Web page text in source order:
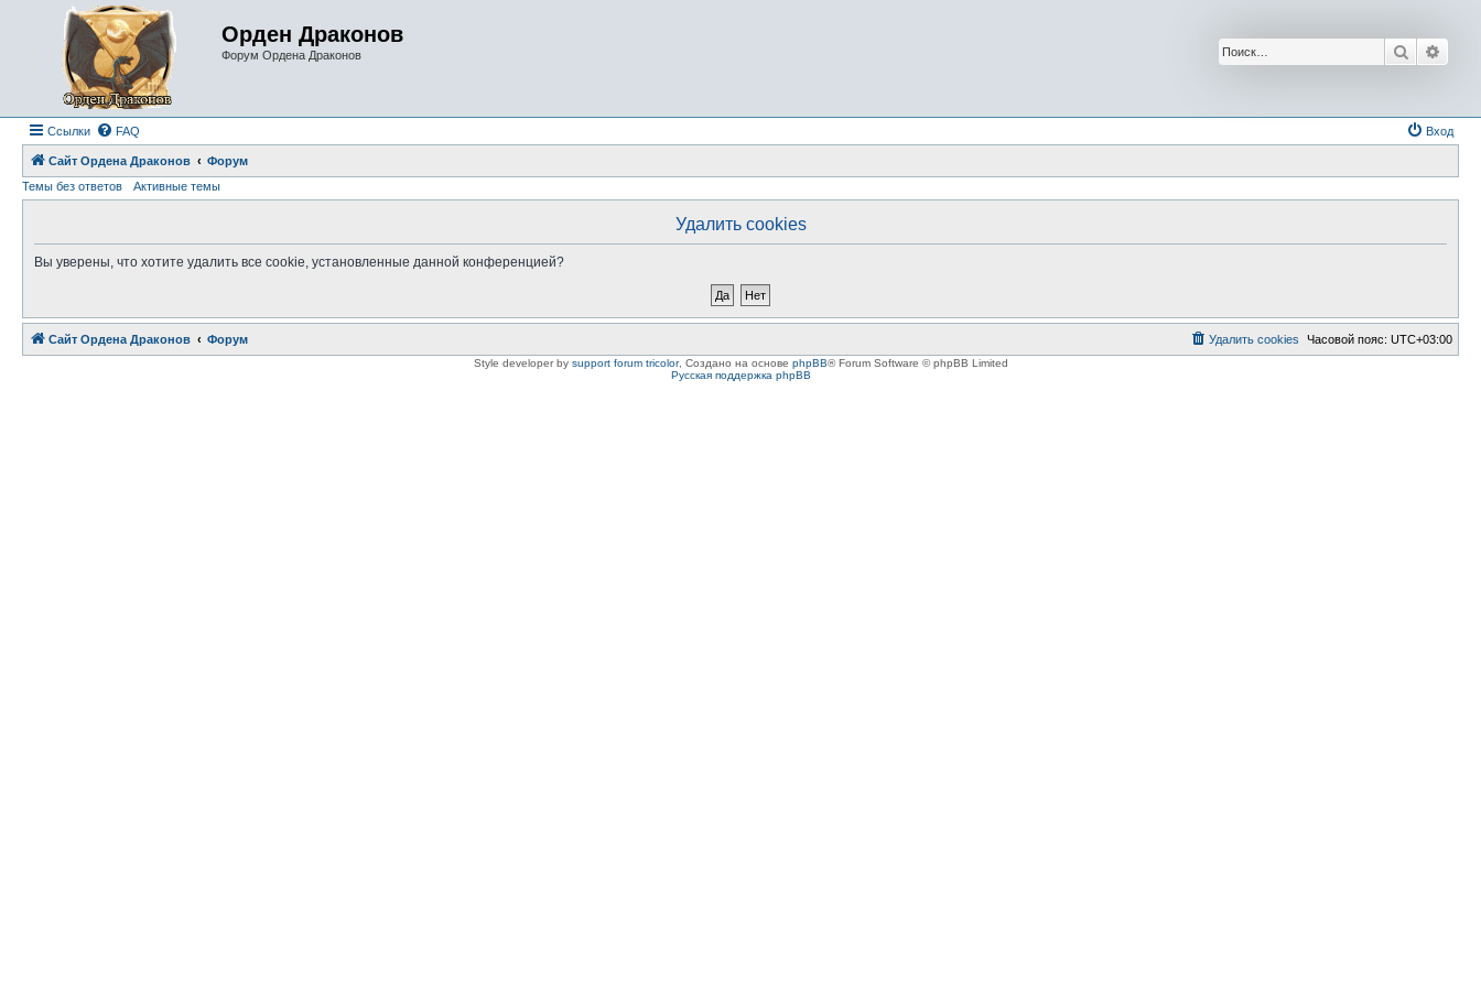
Орден Драконов
Форум Ордена Драконов Поиск
Ссылки FAQ Вход
Сайт Ордена Драконов
Форум
Темы без ответов
Активные темы
Удалить cookies
Вы уверены, что хотите удалить все cookie, установленные данной конференцией?
Сайт Ордена Драконов Форум Часовой пояс: UTC+03:00
Удалить cookies
Style developer by support forum tricolor, Создано на основе phpBB® Forum Software © phpBB Limited
Русская поддержка phpBB